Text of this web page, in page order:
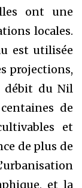
ont une
locales.
est utilisée
projections,
débit du Nil
de
et
de plus de
et la